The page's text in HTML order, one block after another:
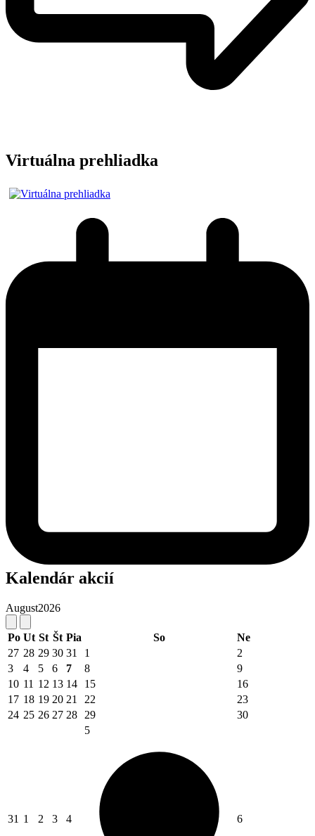
Virtuálna prehliadka
Kalendár akcií
August2026
Po Ut St Št Pia So
Ne
27 28 29 30 31 1
2
3
4 5 6 7 8
9
10 11 12 13 14 15
16
17 18 19 20 21 22
23
24 25 26 27 28 29 30
31 1 2 3 4
5
6